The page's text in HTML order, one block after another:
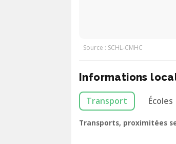
Source : SCHL-CMHC
Informations
Transport Écoles
Transports, proximitées